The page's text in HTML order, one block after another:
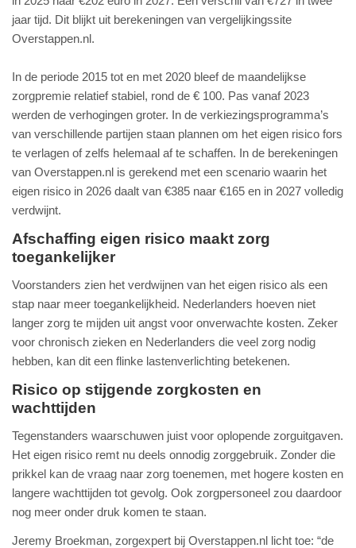
jaar tijd. Dit blijkt uit berekeningen van vergelijkingssite
Overstappen.nl.
In de periode 2015 tot en met 2020 bleef de maandelijkse
zorgpremie relatief stabiel, rond de € 100. Pas vanaf 2023
werden de verhogingen groter. In de verkiezingsprogramma’s
van verschillende partijen staan plannen om het eigen risico fors
te verlagen of zelfs helemaal af te schaffen. In de berekeningen
van Overstappen.nl is gerekend met een scenario waarin het
eigen risico in 2026 daalt van €385 naar €165 en in 2027 volledig
verdwijnt.
Afschaffing eigen risico maakt zorg
toegankelijker
Voorstanders zien het verdwijnen van het eigen risico als een
stap naar meer toegankelijkheid. Nederlanders hoeven niet
langer zorg te mijden uit angst voor onverwachte kosten. Zeker
voor chronisch zieken en Nederlanders die veel zorg nodig
hebben, kan dit een flinke lastenverlichting betekenen.
Risico op stijgende zorgkosten en
wachttijden
Tegenstanders waarschuwen juist voor oplopende zorguitgaven.
Het eigen risico remt nu deels onnodig zorggebruik. Zonder die
prikkel kan de vraag naar zorg toenemen, met hogere kosten en
langere wachttijden tot gevolg. Ook zorgpersoneel zou daardoor
nog meer onder druk komen te staan.
Jeremy Broekman, zorgexpert bij Overstappen.nl licht toe: “de